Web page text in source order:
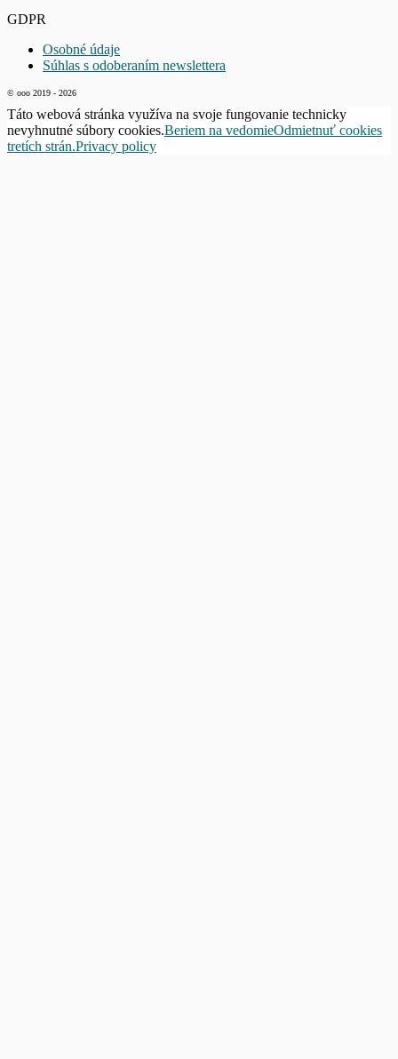
GDPR
Osobné údaje
Súhlas s odoberaním newslettera
© ooo 2019 - 2026
Táto webová stránka využíva na svoje fungovanie technicky
nevyhnutné súbory cookies.Beriem na vedomieOdmietnuť cookies
tretích strán.Privacy policy